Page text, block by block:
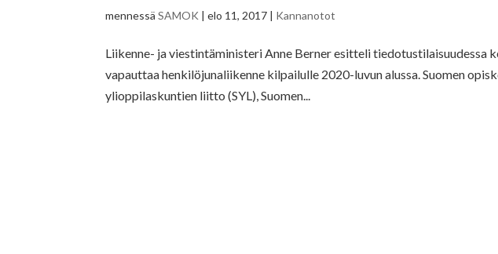
mennessäSAMOK |elo 11, 2017 | Kannanotot
Liikenne- ja viestintäministeri Anne Berner esitteli tiedotustilaisuudessa
vapauttaa henkilöjunaliikenne kilpailulle 2020-luvun alussa. Suomen
ylioppilaskuntien liitto (SYL), Suomen...